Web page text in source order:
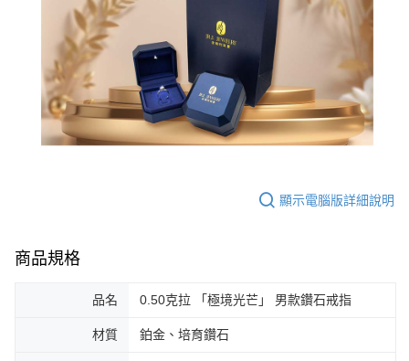
顯示電腦版詳細說明
商品規格
品名 0.50克拉 「極境光芒」 男款鑽石戒指
材質 鉑金、培育鑽石